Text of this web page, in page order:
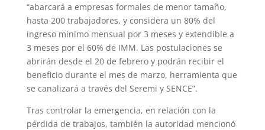
“abarcará a empresas formales de menor tamaño,
hasta 200 trabajadores, y considera un 80% del
ingreso mínimo mensual por 3 meses y extendible a
3 meses por el 60% de IMM. Las postulaciones se
abrirán desde el 20 de febrero y podrán recibir el
beneficio durante el mes de marzo, herramienta que
se canalizará a través del Seremi y SENCE”.
Tras controlar la emergencia, en relación con la
pérdida de trabajos, también la autoridad mencionó